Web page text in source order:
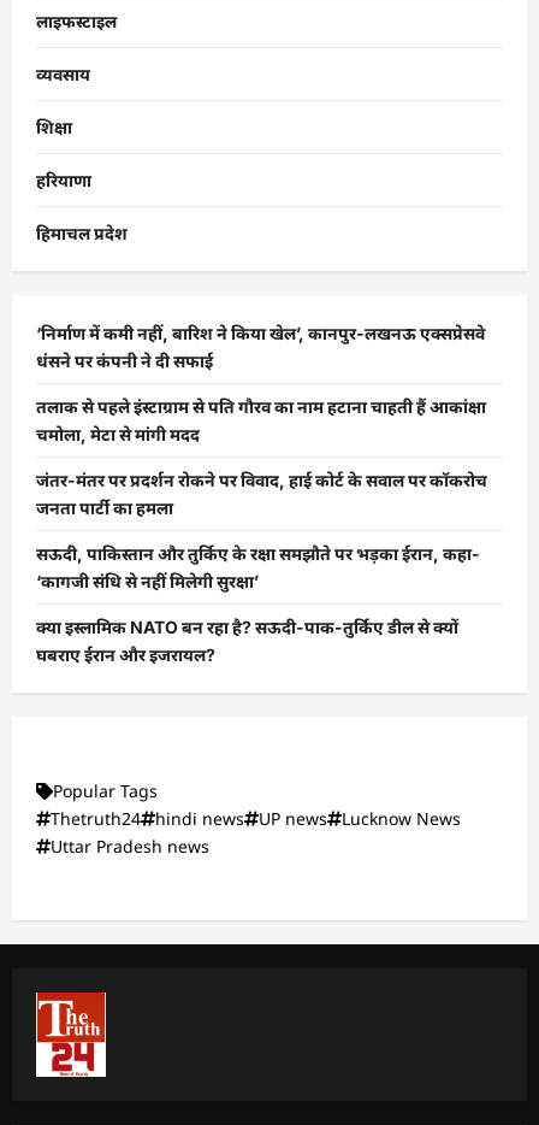
लाइफस्टाइल
व्यवसाय
शिक्षा
हरियाणा
हिमाचल प्रदेश
‘निर्माण में कमी नहीं, बारिश ने किया खेल’, कानपुर-लखनऊ एक्सप्रेसवे
धंसने पर कंपनी ने दी सफाई
तलाक से पहले इंस्टाग्राम से पति गौरव का नाम हटाना चाहती हैं आकांक्षा
चमोला, मेटा से मांगी मदद
जंतर-मंतर पर प्रदर्शन रोकने पर विवाद, हाई कोर्ट के सवाल पर कॉकरोच
जनता पार्टी का हमला
सऊदी, पाकिस्तान और तुर्किए के रक्षा समझौते पर भड़का ईरान, कहा-
‘कागजी संधि से नहीं मिलेगी सुरक्षा’
क्या इस्लामिक NATO बन रहा है? सऊदी-पाक-तुर्किए डील से क्यों
घबराए ईरान और इजरायल?
Popular Tags
Thetruth24
hindi news UP news
Lucknow News
Uttar Pradesh news